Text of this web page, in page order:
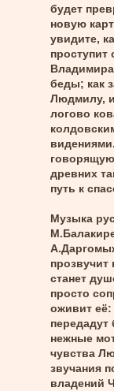
будет
новую
увидите,
проступит
беды; как
Людмилу,
логово
древних
путь к
Музыка
прозвучит
станет
просто
оживит
передадут
нежные
чувства
звучания
владений